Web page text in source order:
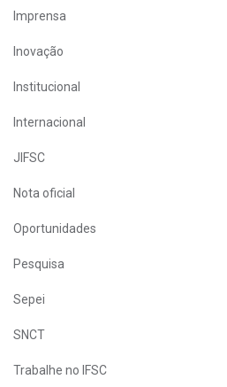
Imprensa
Inovação
Institucional
Internacional
JIFSC
Nota oficial
Oportunidades
Pesquisa
Sepei
SNCT
Trabalhe no IFSC